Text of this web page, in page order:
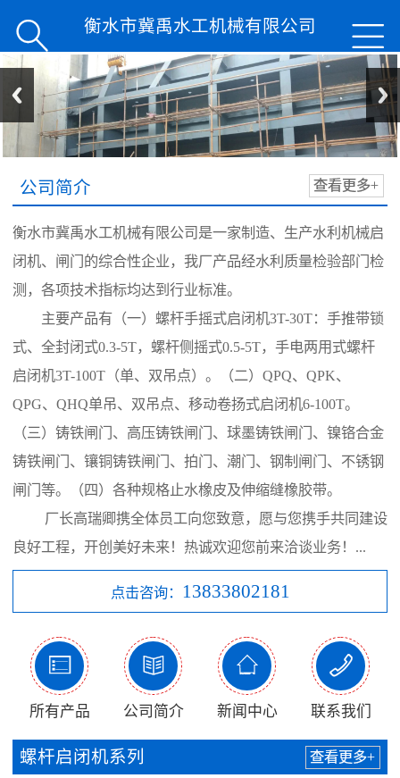

 衡水市冀禹水工机械有限公司
公司简介 查看更多+
衡水市冀禹水工机械有限公司是一家制造、生产水利机械启
闭机、闸门的综合性企业，我厂产品经水利质量检验部门检
测，各项技术指标均达到行业标准。
主要产品有（一）螺杆手摇式启闭机3T-30T：手推带锁
式、全封闭式0.3-5T，螺杆侧摇式0.5-5T，手电两用式螺杆
启闭机3T-100T（单、双吊点）。（二）QPQ、QPK、
QPG、QHQ单吊、双吊点、移动卷扬式启闭机6-100T。
（三）铸铁闸门、高压铸铁闸门、球墨铸铁闸门、镍铬合金
铸铁闸门、镶铜铸铁闸门、拍门、潮门、钢制闸门、不锈钢
闸门等。（四）各种规格止水橡皮及伸缩缝橡胶带。
厂长高瑞卿携全体员工向您致意，愿与您携手共同建设
良好工程，开创美好未来！热诚欢迎您前来洽谈业务！...
点击咨询： 13833802181

所有产品

公司简介

新闻中心

联系我们
螺杆启闭机系列 查看更多+